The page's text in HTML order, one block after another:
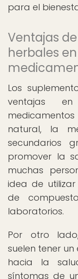
para el
Ventajas
herbales
Los
ventajas
natural, la
secundarios
promover la
muchas
idea de
de
laboratorios.
Por otro
suelen tener
hacia la
síntomas de